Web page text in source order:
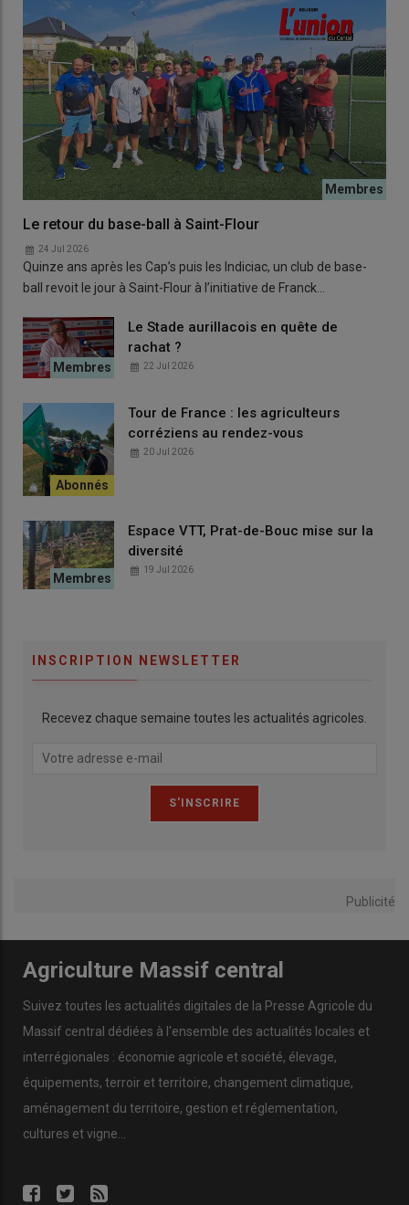
Le retour du base-ball à Saint-Flour
24 Jul 2026
Quinze ans après les Cap’s puis les Indiciac, un club de base-
ball revoit le jour à Saint-Flour à l’initiative de Franck…
Le Stade aurillacois en quête de
rachat ?
22 Jul 2026
Tour de France : les agriculteurs
corréziens au rendez-vous
20 Jul 2026
Espace VTT, Prat-de-Bouc mise sur la
diversité
19 Jul 2026
INSCRIPTION NEWSLETTER
Recevez chaque semaine toutes les actualités agricoles.
Publicité
Agriculture Massif central
Suivez toutes les actualités digitales de la Presse Agricole du
Massif central dédiées à l'ensemble des actualités locales et
interrégionales : économie agricole et société, élevage,
équipements, terroir et territoire, changement climatique,
aménagement du territoire, gestion et réglementation,
cultures et vigne...